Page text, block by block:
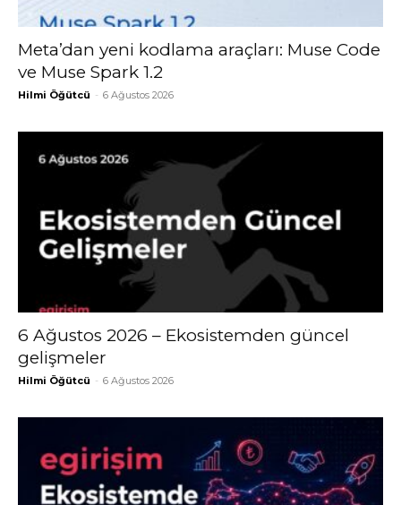
Meta’dan yeni kodlama araçları: Muse Code
ve Muse Spark 1.2
Hilmi Öğütcü - 6 Ağustos 2026
6 Ağustos 2026 – Ekosistemden güncel
gelişmeler
Hilmi Öğütcü - 6 Ağustos 2026